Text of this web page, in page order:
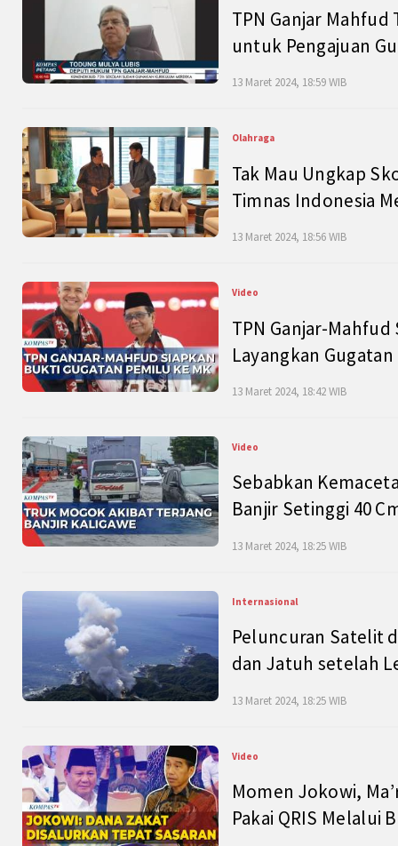
TPN Ganjar
untuk Pengajuan
13 Maret 2024, 18:59 WIB
Olahraga
Tak Mau Ungkap
Timnas Indonesia
13 Maret 2024, 18:56 WIB
Video
TPN Ganjar-
Layangkan
13 Maret 2024, 18:42 WIB
Video
Sebabkan
Banjir Setinggi 40
13 Maret 2024, 18:25 WIB
Internasional
Peluncuran Satelit
dan Jatuh setelah
13 Maret 2024, 18:25 WIB
Video
Momen Jokowi,
Pakai QRIS Melalui